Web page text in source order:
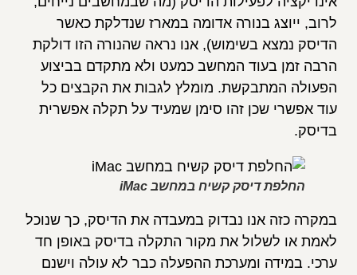
לרוב, ייוצג בנורה אדומה במארז שנדלקת כאשר
הדיסק נמצא בשימוש), אנו נראה שהנורה הזו דולקת
הרבה זמן בעוד המחשב כמעט ולא מתקדם בביצוע
הפעולה המתבקשת. מומלץ לגבות את הקבצים כל
עוד אפשרי שכן זהו סימן שמעיד על תקלה אפשרית
בדיסק.
החלפת דיסק קשיח במחשב iMac
במקרה כזה אנו נבדוק במעבדה את הדיסק, כך שנוכל
לאמת או לשלול את מקור התקלה בדיסק באופן חד
ערכי. במידה ומערכת ההפעלה כבר לא עולה וישנם